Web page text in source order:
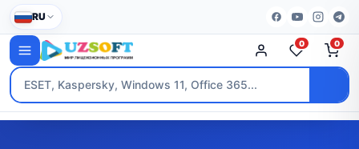
RU
0 0